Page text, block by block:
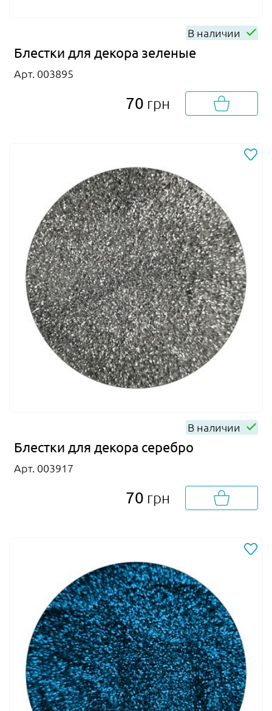
В наличии
Блестки для декора зеленые
Арт. 003895
70 грн
В наличии
Блестки для декора серебро
Арт. 003917
70 грн